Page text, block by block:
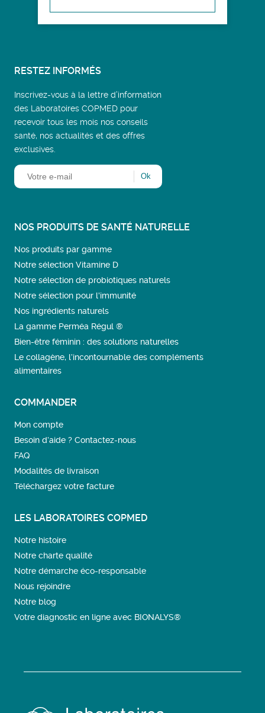
RESTEZ INFORMÉS
Inscrivez-vous à la lettre d’information
des Laboratoires COPMED pour
recevoir tous les mois nos conseils
santé, nos actualités et des offres
exclusives.
NOS PRODUITS DE SANTÉ NATURELLE
Nos produits par gamme
Notre sélection Vitamine D
Notre sélection de probiotiques naturels
Notre sélection pour l'immunité
Nos ingrédients naturels
La gamme Perméa Régul ®
Bien-être féminin : des solutions naturelles
Le collagène, l’incontournable des compléments
alimentaires
COMMANDER
Mon compte
Besoin d’aide ? Contactez-nous
FAQ
Modalités de livraison
Téléchargez votre facture
LES LABORATOIRES COPMED
Notre histoire
Notre charte qualité
Notre démarche éco-responsable
Nous rejoindre
Notre blog
Votre diagnostic en ligne avec BIONALYS®